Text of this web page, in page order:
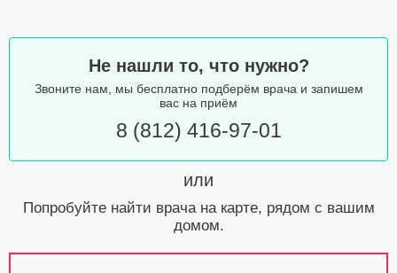
Не нашли то, что нужно?
Звоните нам, мы бесплатно подберём врача и запишем
вас на приём
8 (812) 416-97-01
или
Попробуйте найти врача на карте, рядом с вашим
домом.